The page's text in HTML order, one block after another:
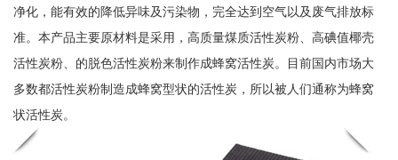
净化，能有效的降低异味及污染物，完全达到空气以及废气排放标
准。本产品主要原材料是采用，高质量煤质活性炭粉、高碘值椰壳
活性炭粉、的脱色活性炭粉来制作成蜂窝活性炭。目前国内市场大
多数都活性炭粉制造成蜂窝型状的活性炭，所以被人们通称为蜂窝
状活性炭。